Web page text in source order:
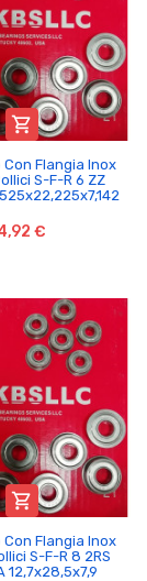

Flangia Inox
S-F-R 6 ZZ
€

Flangia Inox
S-F-R 8 2RS
12,7x28,5x7,9